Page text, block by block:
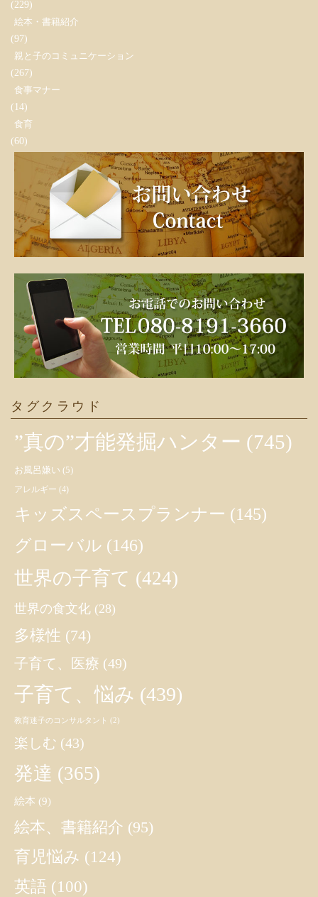
(229)
絵本・書籍紹介
(97)
親と子のコミュニケーション
(267)
食事マナー
(14)
食育
(60)
タグクラウド
”真の”才能発掘ハンター (745)
お風呂嫌い (5)
アレルギー (4)
キッズスペースプランナー (145)
グローバル (146)
世界の子育て (424)
世界の食文化 (28)
多様性 (74)
子育て、医療 (49)
子育て、悩み (439)
教育迷子のコンサルタント (2)
楽しむ (43)
発達 (365)
絵本 (9)
絵本、書籍紹介 (95)
育児悩み (124)
英語 (100)